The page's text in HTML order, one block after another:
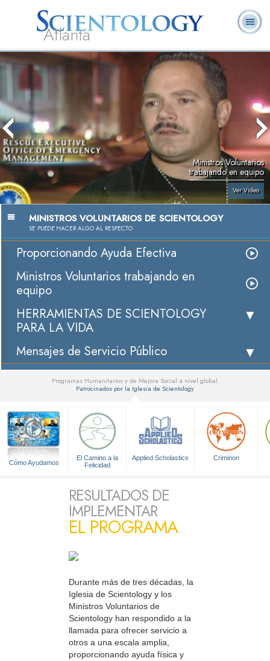
Atlanta
Acerca de
Nosotros
L. Ronald
¿Qué es
Scientology?
Ministros
Voluntarios
Preguntas
Frecuentes
Ministros Voluntarios
trabajando en equipo
Ver Video
MINISTROS VOLUNTARIOS DE SCIENTOLOGY
SE PUEDEHACER ALGO AL RESPECTO
Proporcionando Ayuda Efectiva
Ministros Voluntarios trabajando en
equipo
HERRAMIENTAS DE SCIENTOLOGY
PARA LA VIDA
Mensajes de Servicio Público
Programas Humanitarios y de Mejora Social a nivel global
Patrocinados por la Iglesia de Scientology
Cómo Ayudamos
El Camino a la
Felicidad
Applied Scholastics Criminon
RESULTADOS DE
IMPLEMENTAR
EL PROGRAMA
Durante más de tres décadas, la
Iglesia de Scientology y los
Ministros Voluntarios de
Scientology han respondido a la
llamada para ofrecer servicio a
otros a una escala amplia,
proporcionando ayuda física y